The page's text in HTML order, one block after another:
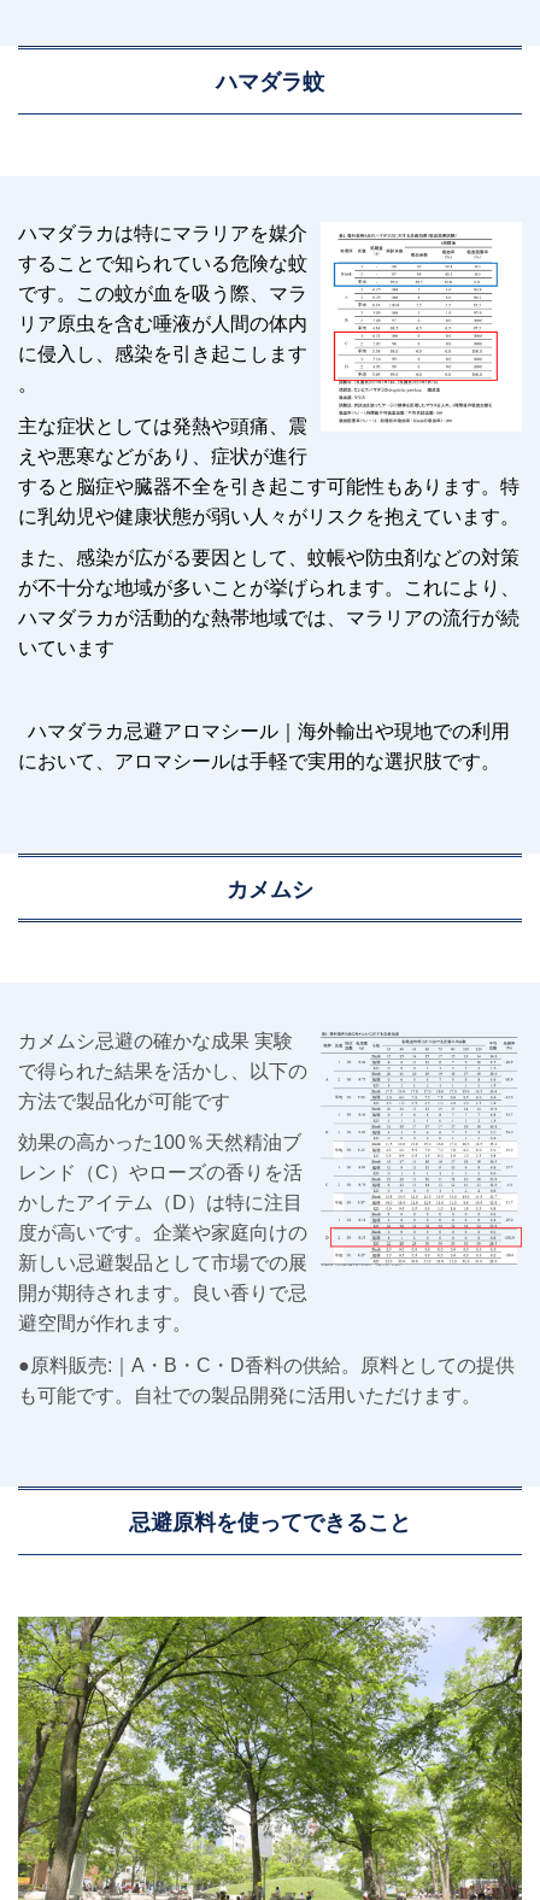
ハマダラ蚊
ハマダラカは特にマラリアを媒介
することで知られている危険な蚊
です。この蚊が血を吸う際、マラ
リア原虫を含む唾液が人間の体内
に侵入し、感染を引き起こします
。
主な症状としては発熱や頭痛、震
えや悪寒などがあり、症状が進行
すると脳症や臓器不全を引き起こす可能性もあります。特
に乳幼児や健康状態が弱い人々がリスクを抱えています。
また、感染が広がる要因として、蚊帳や防虫剤などの対策
が不十分な地域が多いことが挙げられます。これにより、
ハマダラカが活動的な熱帯地域では、マラリアの流行が続
いています
ハマダラカ忌避アロマシール｜海外輸出や現地での利用
において、アロマシールは手軽で実用的な選択肢です。
カメムシ
カメムシ忌避の確かな成果 実験
で得られた結果を活かし、以下の
方法で製品化が可能です
効果の高かった100％天然精油ブ
レンド（C）やローズの香りを活
かしたアイテム（D）は特に注目
度が高いです。企業や家庭向けの
新しい忌避製品として市場での展
開が期待されます。良い香りで忌
避空間が作れます。
●原料販売:｜A・B・C・D香料の供給。原料としての提供
も可能です。自社での製品開発に活用いただけます。
忌避原料を使ってできること